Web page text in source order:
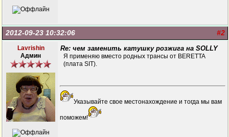
#2
2012-09-23 10:32:06
Lavrishin
Админ
Re: чем заменить катушку розжига на SOLLY
Я применяю вместо родных трансы от BERETTA
(плата SIT).
Указывайте свое местонахождение и тогда мы вам
поможем!